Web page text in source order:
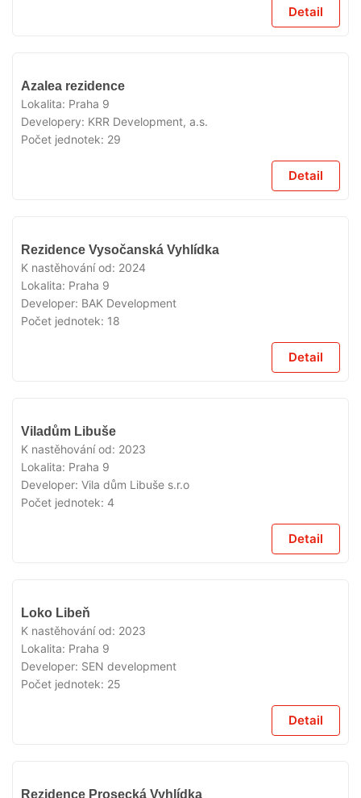
Detail
Azalea rezidence
Lokalita: Praha 9
Developery: KRR Development, a.s.
Počet jednotek: 29
Detail
VYPRODÁNO
Rezidence Vysočanská Vyhlídka
K nastěhování od: 2024
Lokalita: Praha 9
Developer: BAK Development
Počet jednotek: 18
Detail
Viladům Libuše
K nastěhování od: 2023
Lokalita: Praha 9
Developer: Vila dům Libuše s.r.o
Počet jednotek: 4
Detail
Loko Libeň
K nastěhování od: 2023
Lokalita: Praha 9
Developer: SEN development
Počet jednotek: 25
Detail
Rezidence Prosecká Vyhlídka